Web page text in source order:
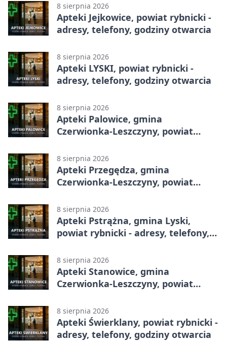
8 sierpnia 2026
Apteki Jejkowice, powiat rybnicki -
adresy, telefony, godziny otwarcia
8 sierpnia 2026
Apteki LYSKI, powiat rybnicki -
adresy, telefony, godziny otwarcia
8 sierpnia 2026
Apteki Palowice, gmina
Czerwionka-Leszczyny, powiat
otwarcia
8 sierpnia 2026
Apteki Przegędza, gmina
Czerwionka-Leszczyny, powiat
otwarcia
8 sierpnia 2026
Apteki Pstrążna, gmina Lyski,
powiat rybnicki - adresy, telefony,
8 sierpnia 2026
Apteki Stanowice, gmina
Czerwionka-Leszczyny, powiat
otwarcia
8 sierpnia 2026
Apteki Świerklany, powiat rybnicki -
adresy, telefony, godziny otwarcia